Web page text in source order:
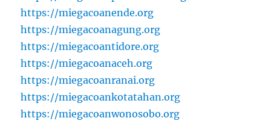
https://miegacoanende.org
https://miegacoanagung.org
https://miegacoantidore.org
https://miegacoanaceh.org
https://miegacoanranai.org
https://miegacoankotatahan.org
https://miegacoanwonosobo.org